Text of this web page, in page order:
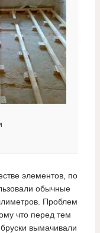
элементов, по
обычные
Проблем
что перед тем
вымачивали